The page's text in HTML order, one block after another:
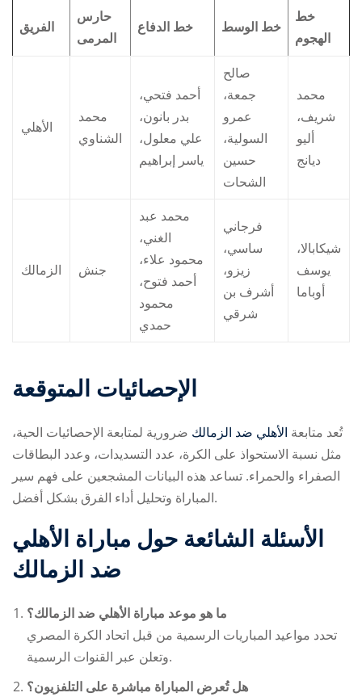
الفريق
حارس
المرمى
خط الدفاع خط الوسط
خط
الهجوم
الأهلي
محمد
الشناوي
أحمد فتحي،
بدر بانون،
علي معلول،
ياسر إبراهيم
صالح
جمعة،
عمرو
السولية،
حسين
الشحات
محمد
شريف،
أليو
ديانج
الزمالك جنش
محمد عبد
الغني،
محمود علاء،
أحمد فتوح،
محمود
حمدي
فرجاني
ساسي،
زيزو،
أشرف بن
شرقي
شيكابالا،
يوسف
أوباما
الإحصائيات المتوقعة
تُعد متابعة الأهلي ضد الزمالك ضرورية لمتابعة الإحصائيات الحية،
مثل نسبة الاستحواذ على الكرة، عدد التسديدات، وعدد البطاقات
الصفراء والحمراء. تساعد هذه البيانات المشجعين على فهم سير
المباراة وتحليل أداء الفرق بشكل أفضل.
الأسئلة الشائعة حول مباراة الأهلي
ضد الزمالك
ما هو موعد مباراة الأهلي ضد الزمالك؟
تحدد مواعيد المباريات الرسمية من قبل اتحاد الكرة المصري
وتعلن عبر القنوات الرسمية.
هل تُعرض المباراة مباشرة على التلفزيون؟